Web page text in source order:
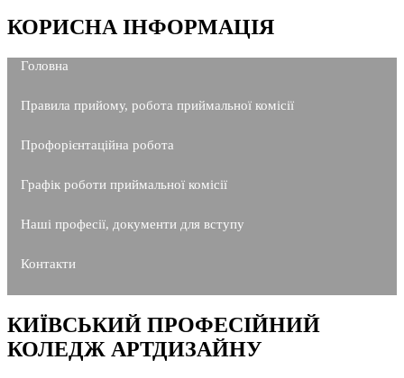
КОРИСНА ІНФОРМАЦІЯ
Головна
Правила прийому, робота приймальної комісії
Профорієнтаційна робота
Графік роботи приймальної комісії
Наші професії, документи для вступу
Контакти
КИЇВСЬКИЙ ПРОФЕСІЙНИЙ
КОЛЕДЖ АРТДИЗАЙНУ